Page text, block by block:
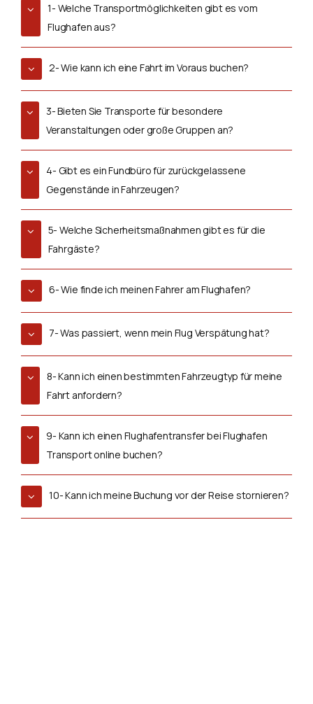
1- Welche Transportmöglichkeiten gibt es vom
Flughafen aus?
2- Wie kann ich eine Fahrt im Voraus buchen?
3- Bieten Sie Transporte für besondere
Veranstaltungen oder große Gruppen an?
4- Gibt es ein Fundbüro für zurückgelassene
Gegenstände in Fahrzeugen?
5- Welche Sicherheitsmaßnahmen gibt es für die
Fahrgäste?
6- Wie finde ich meinen Fahrer am Flughafen?
7- Was passiert, wenn mein Flug Verspätung hat?
8- Kann ich einen bestimmten Fahrzeugtyp für meine
Fahrt anfordern?
9- Kann ich einen Flughafentransfer bei Flughafen
Transport online buchen?
10- Kann ich meine Buchung vor der Reise stornieren?